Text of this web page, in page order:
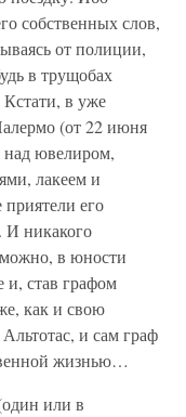
собственных слов,
от полиции,
в трущобах
в уже
(от 22 июня
над ювелиром,
лакеем и
его
. И никакого
в юности
и, став графом
как и свою
и сам граф
жизнью…
или в